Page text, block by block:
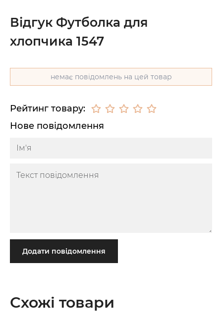
Відгук Футболка для
хлопчика 1547
немає повідомлень на цей товар
Рейтинг товару:
Нове повідомлення
Додати повідомлення
Схожі товари